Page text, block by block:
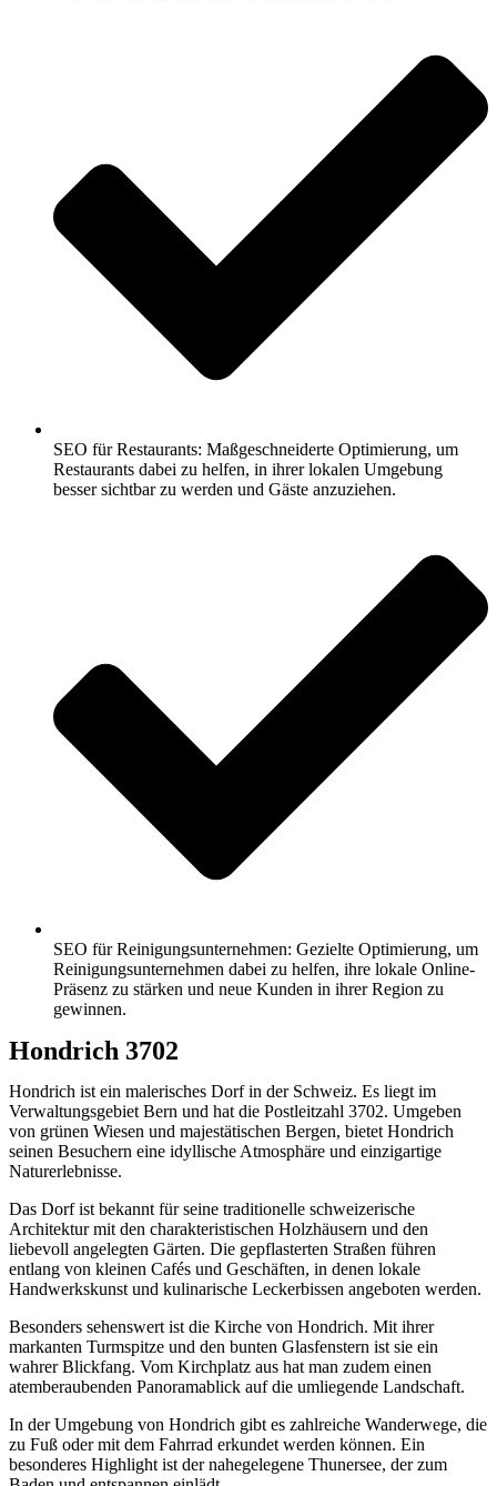
SEO für Restaurants: Maßgeschneiderte Optimierung, um
Restaurants dabei zu helfen, in ihrer lokalen Umgebung
besser sichtbar zu werden und Gäste anzuziehen.
SEO für Reinigungsunternehmen: Gezielte Optimierung, um
Reinigungsunternehmen dabei zu helfen, ihre lokale Online-
Präsenz zu stärken und neue Kunden in ihrer Region zu
gewinnen.
Hondrich 3702
Hondrich ist ein malerisches Dorf in der Schweiz. Es liegt im
Verwaltungsgebiet Bern und hat die Postleitzahl 3702. Umgeben
von grünen Wiesen und majestätischen Bergen, bietet Hondrich
seinen Besuchern eine idyllische Atmosphäre und einzigartige
Naturerlebnisse.
Das Dorf ist bekannt für seine traditionelle schweizerische
Architektur mit den charakteristischen Holzhäusern und den
liebevoll angelegten Gärten. Die gepflasterten Straßen führen
entlang von kleinen Cafés und Geschäften, in denen lokale
Handwerkskunst und kulinarische Leckerbissen angeboten werden.
Besonders sehenswert ist die Kirche von Hondrich. Mit ihrer
markanten Turmspitze und den bunten Glasfenstern ist sie ein
wahrer Blickfang. Vom Kirchplatz aus hat man zudem einen
atemberaubenden Panoramablick auf die umliegende Landschaft.
In der Umgebung von Hondrich gibt es zahlreiche Wanderwege, die
zu Fuß oder mit dem Fahrrad erkundet werden können. Ein
besonderes Highlight ist der nahegelegene Thunersee, der zum